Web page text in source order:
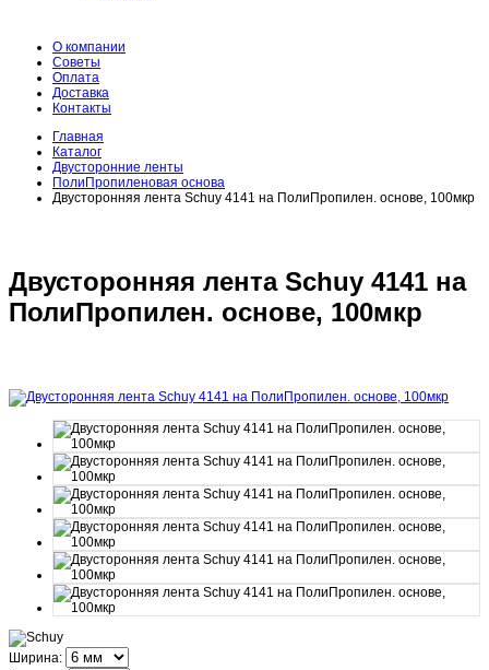
О компании
Советы
Оплата
Доставка
Контакты
Главная
Каталог
Двусторонние ленты
ПолиПропиленовая основа
Двусторонняя лента Schuy 4141 на ПолиПропилен. основе, 100мкр
Двусторонняя лента Schuy 4141 на
ПолиПропилен. основе, 100мкр
Ширина: